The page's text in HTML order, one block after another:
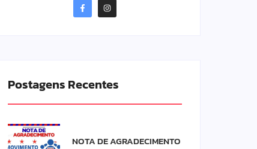
Postagens Recentes
NOTA DE AGRADECIMENTO